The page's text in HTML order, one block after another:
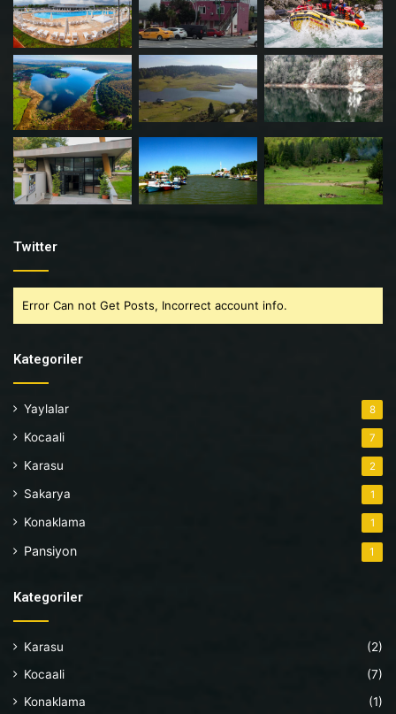
Twitter
Error Can not Get Posts, Incorrect account info.
Kategoriler
Yaylalar 8
Kocaali 7
Karasu 2
Sakarya 1
Konaklama 1
Pansiyon 1
Kategoriler
Karasu
(2)
Kocaali
(7)
Konaklama
(1)